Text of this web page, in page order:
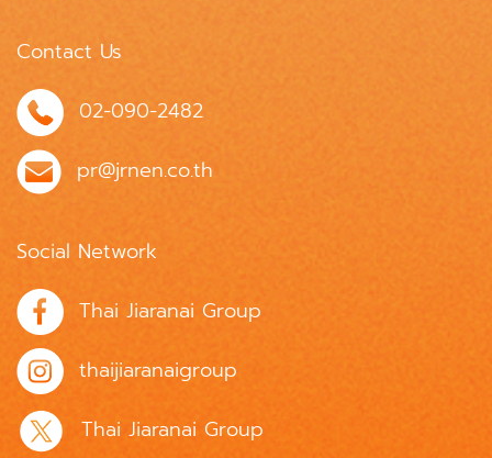
Contact Us
02-090-2482
pr@jrnen.co.th
Social Network
Thai Jiaranai Group
thaijiaranaigroup
Thai Jiaranai Group